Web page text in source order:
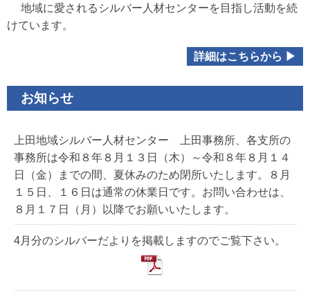
地域に愛されるシルバー人材センターを目指し活動を続
けています。
詳細はこちらから ▶
お知らせ
上田地域シルバー人材センター 上田事務所、各支所の
事務所は令和８年８月１３日（木）～令和８年８月１４
日（金）までの間、夏休みのため閉所いたします。８月
１５日、１６日は通常の休業日です。お問い合わせは、
８月１７日（月）以降でお願いいたします。
4月分のシルバーだよりを掲載しますのでご覧下さい。